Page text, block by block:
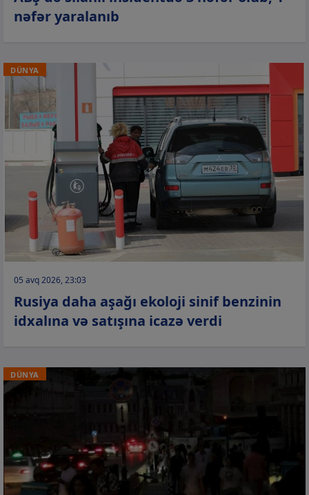
nəfər yaralanıb
DÜNYA
05 avq 2026, 23:03
Rusiya daha aşağı ekoloji sinif benzinin
idxalına və satışına icazə verdi
DÜNYA